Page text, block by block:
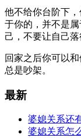
他不给你台阶下
于你的，并不是
己，不要让自己落
回家之后你可以
总是吵架。
最新
婆媳关系还
婆媳关系怎